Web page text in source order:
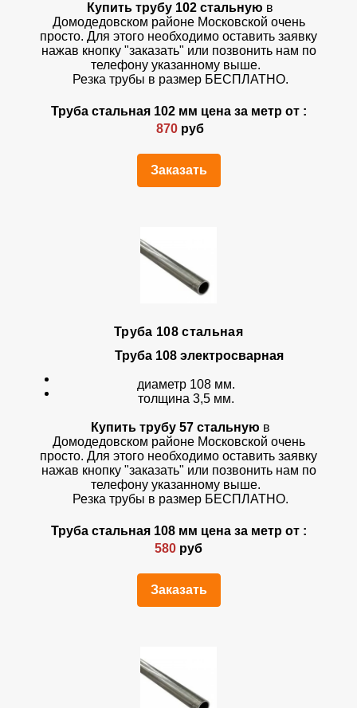
Купить трубу 102 стальную в
Домодедовском районе Московской очень
просто. Для этого необходимо оставить заявку
нажав кнопку "заказать" или позвонить нам по
телефону указанному выше.
Резка трубы в размер БЕСПЛАТНО.
Труба стальная 102 мм цена за метр от :
870 руб
Заказать
Труба 108 стальная
Труба 108 электросварная
диаметр 108 мм.
толщина 3,5 мм.
Купить трубу 57 стальную в
Домодедовском районе Московской очень
просто. Для этого необходимо оставить заявку
нажав кнопку "заказать" или позвонить нам по
телефону указанному выше.
Резка трубы в размер БЕСПЛАТНО.
Труба стальная 108 мм цена за метр от :
580 руб
Заказать